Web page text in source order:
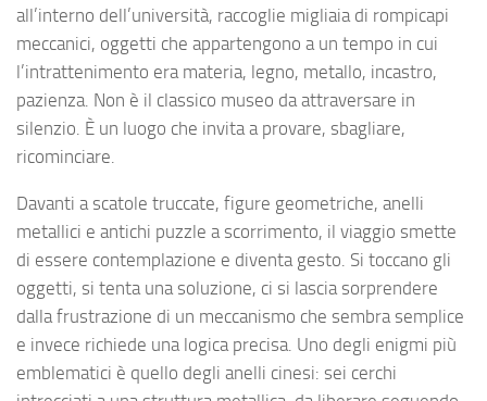
all’interno dell’università, raccoglie migliaia di rompicapi
meccanici, oggetti che appartengono a un tempo in cui
l’intrattenimento era materia, legno, metallo, incastro,
pazienza. Non è il classico museo da attraversare in
silenzio. È un luogo che invita a provare, sbagliare,
ricominciare.
Davanti a scatole truccate, figure geometriche, anelli
metallici e antichi puzzle a scorrimento, il viaggio smette
di essere contemplazione e diventa gesto. Si toccano gli
oggetti, si tenta una soluzione, ci si lascia sorprendere
dalla frustrazione di un meccanismo che sembra semplice
e invece richiede una logica precisa. Uno degli enigmi più
emblematici è quello degli anelli cinesi: sei cerchi